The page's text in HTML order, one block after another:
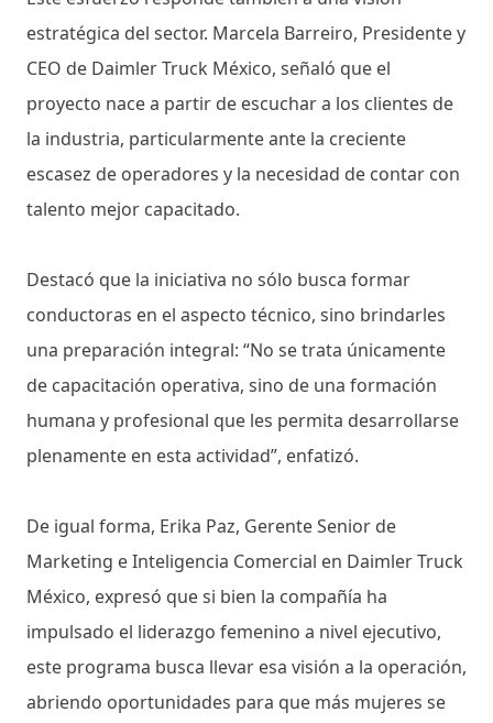
estratégica del sector. Marcela Barreiro, Presidente y
CEO de Daimler Truck México, señaló que el
proyecto nace a partir de escuchar a los clientes de
la industria, particularmente ante la creciente
escasez de operadores y la necesidad de contar con
talento mejor capacitado.
Destacó que la iniciativa no sólo busca formar
conductoras en el aspecto técnico, sino brindarles
una preparación integral: “No se trata únicamente
de capacitación operativa, sino de una formación
humana y profesional que les permita desarrollarse
plenamente en esta actividad”, enfatizó.
De igual forma, Erika Paz, Gerente Senior de
Marketing e Inteligencia Comercial en Daimler Truck
México, expresó que si bien la compañía ha
impulsado el liderazgo femenino a nivel ejecutivo,
este programa busca llevar esa visión a la operación,
abriendo oportunidades para que más mujeres se